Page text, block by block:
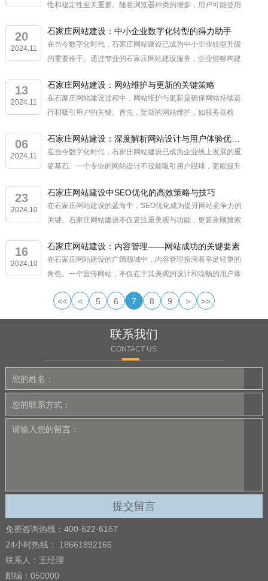
性和稳定性至关重要。随着浏览器种类的增多，用户可能使用
庄网站建设团队要...
20
2024.11
石家庄网站建设：中小企业数字化转型的得力助手
在当今数字化时代，石家庄网站建设已成为中小企业转型升级
的重要推手。通过专业的石家庄网站建设服务，企业能够构建
上市场，提升品牌影响力。 ...
13
2024.11
石家庄网站建设：网站维护与更新的关键策略
在石家庄网站建设过程中，网站维护与更新是确保网站持续运
行和吸引用户的关键。首先，定期的网站维护，如服务器检
庄网站建设公司通常提供周面的维护服...
06
2024.11
石家庄网站建设：深度解析网站设计与用户体验优化策略
在当今数字化时代，石家庄网站建设已成为企业线上发展的重
要基石。一个专业的网站设计不仅能吸引用户眼球，更能提升
与技术有效结合，确保网站既美观又...
23
2024.10
石家庄网站建设中SEO优化的高效策略与技巧
在石家庄网站建设的蓝海中，SEO优化成为提升网站竞争力的
关键。石家庄网站建设不仅要注重美观与功能，更要兼顾搜索
础。深入研究目标...
16
2024.10
石家庄网站建设：内容管理——网站成功的关键要素
在石家庄网站建设的广阔领域中，内容管理扮演着举足轻重的
角色。一个宣传网站，不仅在于其美观的设计和流畅的用户体
建设过程中，内容管理...
<< < 5 6 7 8 9 > >>
联系我们
CONTACT US
免费咨询热线：400-622-6167
24小时热线： 18661892166
联系人：王经理
邮编：050000